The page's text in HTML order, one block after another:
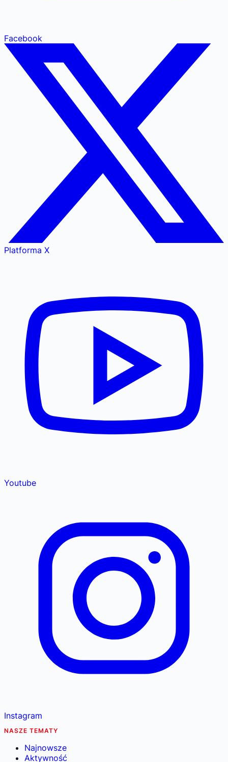
Facebook
Platforma X
Youtube
Instagram
NASZE TEMATY
Najnowsze
Aktywność